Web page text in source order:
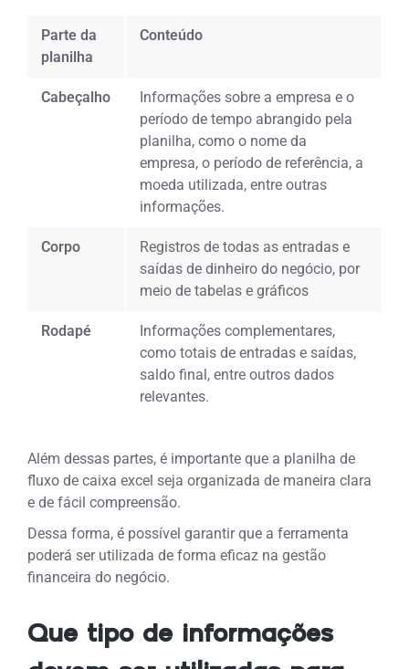
Parte da
planilha
Conteúdo
Cabeçalho
Informações sobre a empresa e o
período de tempo abrangido pela
planilha, como o nome da
empresa, o período de referência, a
moeda utilizada, entre outras
informações.
Corpo
Registros de todas as entradas e
saídas de dinheiro do negócio, por
meio de tabelas e gráficos
Rodapé
Informações complementares,
como totais de entradas e saídas,
saldo final, entre outros dados
relevantes.
Além dessas partes, é importante que a planilha de
fluxo de caixa excel seja organizada de maneira clara
e de fácil compreensão.
Dessa forma, é possível garantir que a ferramenta
poderá ser utilizada de forma eficaz na gestão
financeira do negócio.
Que tipo de informações